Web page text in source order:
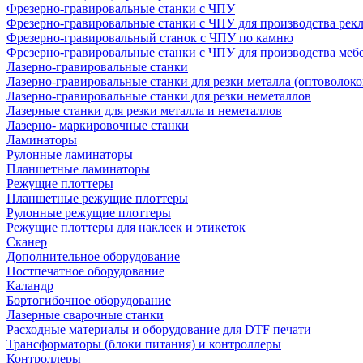
Фрезерно-гравировальные станки с ЧПУ
Фрезерно-гравировальные станки с ЧПУ для производства
Фрезерно-гравировальный станок с ЧПУ по камню
Фрезерно-гравировальные станки с ЧПУ для производства
Лазерно-гравировальные станки
Лазерно-гравировальные станки для резки металла
Лазерно-гравировальные станки для резки неметаллов
Лазерные станки для резки металла и неметаллов
Лазерно- маркировочные станки
Ламинаторы
Рулонные ламинаторы
Планшетные ламинаторы
Режущие плоттеры
Планшетные режущие плоттеры
Рулонные режущие плоттеры
Режущие плоттеры для наклеек и этикеток
Сканер
Дополнительное оборудование
Постпечатное оборудование
Каландр
Бортогибочное оборудование
Лазерные сварочные станки
Расходные материалы и оборудование для DTF печати
Трансформаторы (блоки питания) и контроллеры
Контроллеры